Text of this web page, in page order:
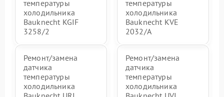
температуры
холодильника
Bauknecht KGIF
3258/2
температуры
холодильника
Bauknecht KVE
2032/A
Ремонт/замена
датчика
температуры
холодильника
Ремонт/замена
датчика
температуры
холодильника